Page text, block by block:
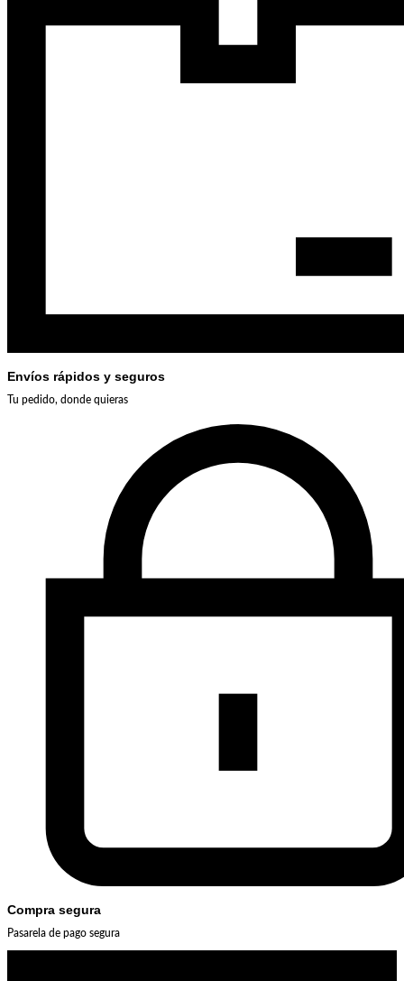
Envíos rápidos y seguros
Tu pedido, donde quieras
Compra segura
Pasarela de pago segura